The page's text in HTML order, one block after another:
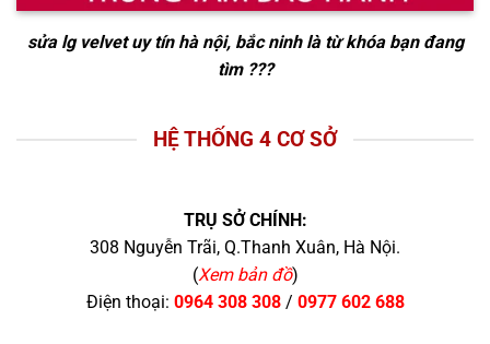
sửa lg velvet uy tín hà nội, bắc ninhlà từ khóa bạn đang
tìm ???
HỆ THỐNG 4 CƠ SỞ
TRỤ SỞ CHÍNH:
308 Nguyễn Trãi, Q.Thanh Xuân, Hà Nội.
(Xem bản đồ)
Điện thoại: 0964 308 308/ 0977 602 688